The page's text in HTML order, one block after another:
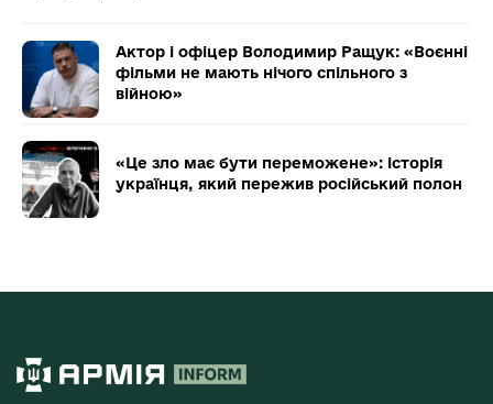
Актор і офіцер Володимир Ращук: «Воєнні
фільми не мають нічого спільного з
війною»
«Це зло має бути переможене»: історія
українця, який пережив російський полон